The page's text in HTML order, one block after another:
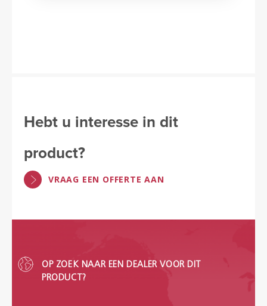
Hebt u interesse in dit
product?
VRAAG EEN OFFERTE AAN
OP ZOEK NAAR EEN DEALER VOOR DIT
PRODUCT?